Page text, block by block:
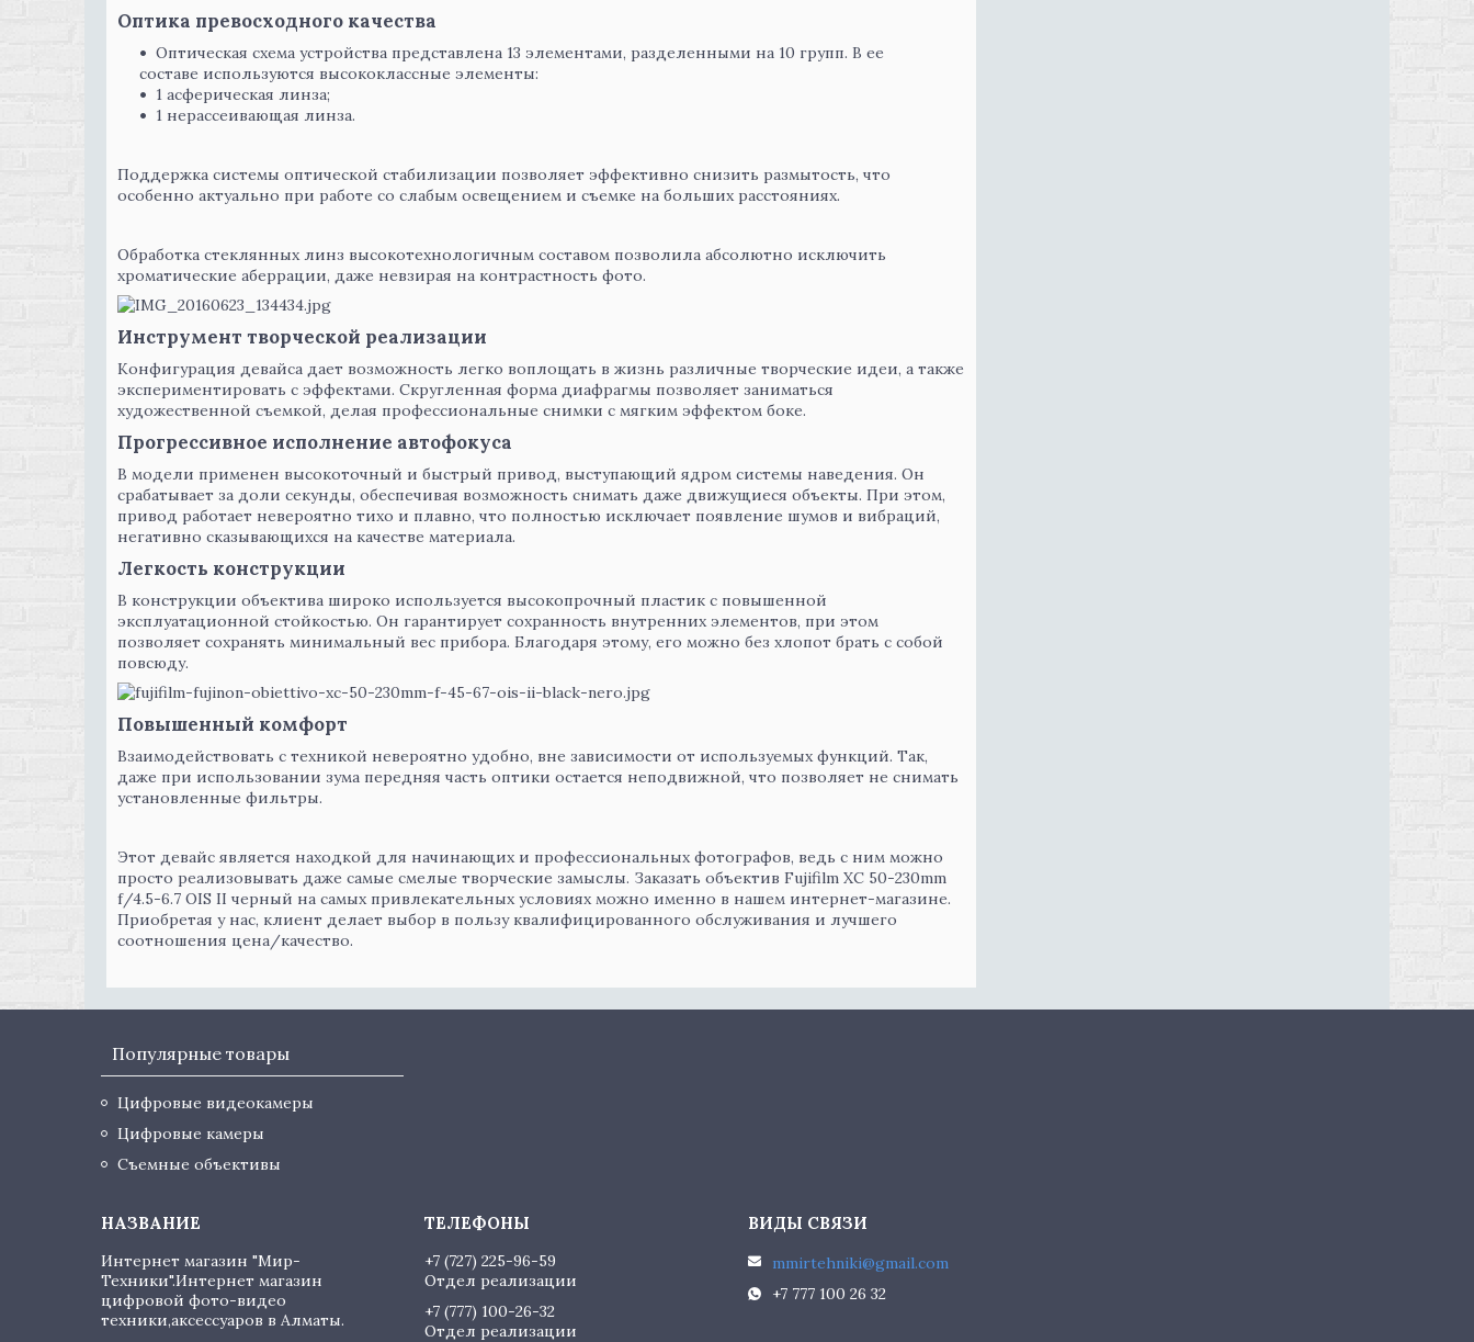
Оптика превосходного качества
Оптическая схема устройства представлена 13 элементами, разделенными на 10 групп. В ее
составе используются высококлассные элементы:
1 асферическая линза;
1 нерассеивающая линза.
Поддержка системы оптической стабилизации позволяет эффективно снизить размытость, что
особенно актуально при работе со слабым освещением и съемке на больших расстояниях.
Обработка стеклянных линз высокотехнологичным составом позволила абсолютно исключить
хроматические аберрации, даже невзирая на контрастность фото.
Инструмент творческой реализации
Конфигурация девайса дает возможность легко воплощать в жизнь различные творческие идеи, а также
экспериментировать с эффектами. Скругленная форма диафрагмы позволяет заниматься
художественной съемкой, делая профессиональные снимки с мягким эффектом боке.
Прогрессивное исполнение автофокуса
В модели применен высокоточный и быстрый привод, выступающий ядром системы наведения. Он
срабатывает за доли секунды, обеспечивая возможность снимать даже движущиеся объекты. При этом,
привод работает невероятно тихо и плавно, что полностью исключает появление шумов и вибраций,
негативно сказывающихся на качестве материала.
Легкость конструкции
В конструкции объектива широко используется высокопрочный пластик с повышенной
эксплуатационной стойкостью. Он гарантирует сохранность внутренних элементов, при этом
позволяет сохранять минимальный вес прибора. Благодаря этому, его можно без хлопот брать с собой
повсюду.
Повышенный комфорт
Взаимодействовать с техникой невероятно удобно, вне зависимости от используемых функций. Так,
даже при использовании зума передняя часть оптики остается неподвижной, что позволяет не снимать
установленные фильтры.
Этот девайс является находкой для начинающих и профессиональных фотографов, ведь с ним можно
просто реализовывать даже самые смелые творческие замыслы. Заказать объектив Fujifilm XC 50-230mm
f/4.5-6.7 OIS II черный на самых привлекательных условиях можно именно в нашем интернет-магазине.
Приобретая у нас, клиент делает выбор в пользу квалифицированного обслуживания и лучшего
соотношения цена/качество.
Популярные товары
Цифровые видеокамеры
Цифровые камеры
Съемные объективы
Интернет магазин "Мир-
Техники".Интернет магазин
цифровой фото-видео
техники,аксессуаров в Алматы.
+7 (727) 225-96-59
Отдел реализации
+7 (777) 100-26-32
Отдел реализации
mmirtehniki@gmail.com
+7 777 100 26 32